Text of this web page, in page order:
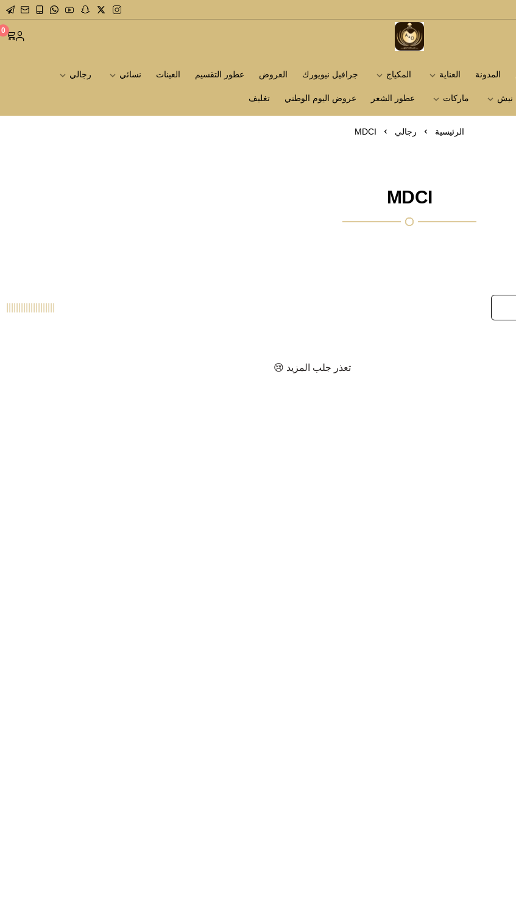
متجر عاشق العطور 0
المدونة العناية المكياج جرافيل نيويورك العروض عطور التقسيم العينات نسائي رجالي
نيش ماركات عطور الشعر عروض اليوم الوطني تغليف
الرئيسية رجالي MDCI
MDCI
تعذر جلب المزيد 😢